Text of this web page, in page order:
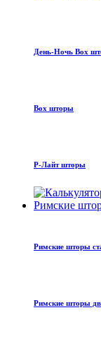
День-Ночь Box
Box шторы
Р-Лайт шторы
Римские
Римские шторы
Римские шторы